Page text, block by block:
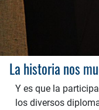
Y es que la
los diversos